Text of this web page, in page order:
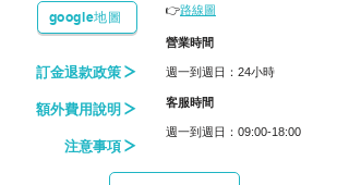
google地圖
訂金退款政策
👉路線圖
​營業時間
週一到週日：24小時
額外費用說明
注意事項
​客服時間
週一到週日：09:00-18:00